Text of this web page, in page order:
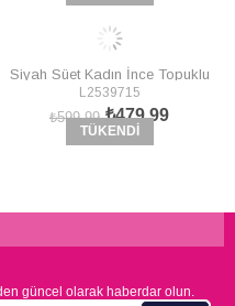
TÜKENDI
Siyah Süet Kadın İnce Topuklu
Stiletto L253971502
L2539715
₺479,99
₺599,99
güncel olarak haberdar olun.